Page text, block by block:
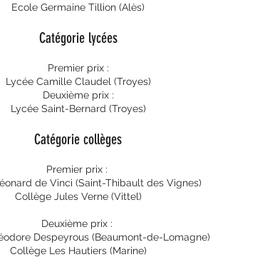
Ecole Germaine Tillion (Alès)
Catégorie lycées
Premier prix :
Lycée Camille Claudel (Troyes)
Deuxième prix :
Lycée Saint-Bernard (Troyes)
Catégorie collèges
Premier prix :
de Vinci (Saint-Thibault des Vignes)
Collège Jules Verne (Vittel)
Deuxième prix :
Despeyrous (Beaumont-de-Lomagne)
Collège Les Hautiers (Marine)